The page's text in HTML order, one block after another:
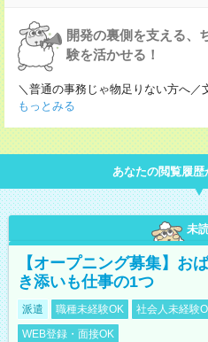
開発の裏側を支える、
験を活かせる！
＼普通の事務じゃ物足りない方へ
もっとみる
あなたの閲覧履歴
未
【オープニング募集】お
き添いも仕事の1つ
派遣 職種未経験OK 社会人未経験
WEB登録・面接OK